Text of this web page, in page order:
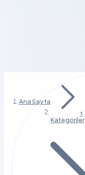
Ana Sayfa
Kategoriler